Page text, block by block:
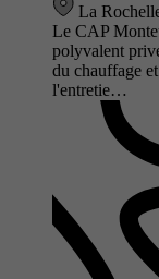
La
Le CAP
polyvalent
du chauffage
l'entretie…